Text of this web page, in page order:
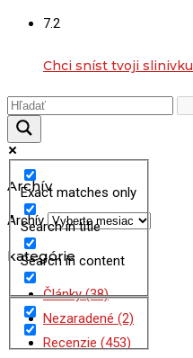
7.2
Chci sníst tvoji slinivku
Exact matches only
Search in title
Search in content
Archív
Archív
kategórie
Články(38)
Nezaradené (2)
Recenzie (453)